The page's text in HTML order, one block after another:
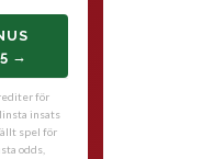
→
för
insats
spel för
odds,